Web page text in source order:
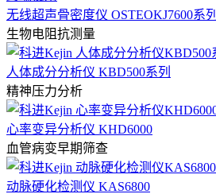
无线超声骨密度仪 OSTEOKJ7600系列
生物电阻抗测量
人体成分分析仪 KBD500系列
精神压力分析
心率变异分析仪 KHD6000
血管病变早期筛查
动脉硬化检测仪 KAS6800